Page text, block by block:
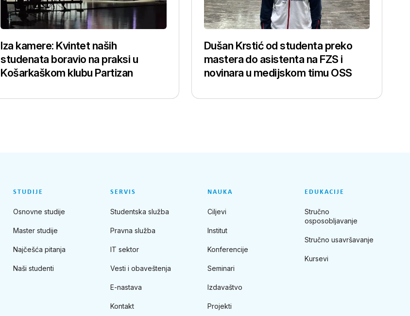
Iza kamere: Kvintet naših
studenata boravio na praksi u
Košarkaškom klubu Partizan
Dušan Krstić od studenta preko
mastera do asistenta na FZS i
novinara u medijskom timu OSS
STUDIJE
Osnovne studije
Master studije
Najčešća pitanja
Naši studenti
SERVIS
Studentska služba
Pravna služba
IT sektor
Vesti i obaveštenja
E-nastava
Kontakt
NAUKA
Ciljevi
Institut
Konferencije
Seminari
Izdavaštvo
Projekti
EDUKACIJE
Stručno
osposobljavanje
Stručno usavršavanje
Kursevi